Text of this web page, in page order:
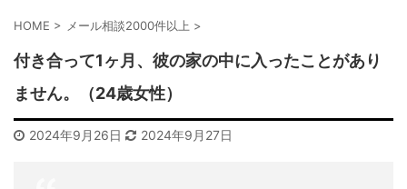
HOME > メール相談2000件以上 >
付き合って1ヶ月、彼の家の中に入ったことがあり
ません。（24歳女性）
2024年9月26日 2024年9月27日